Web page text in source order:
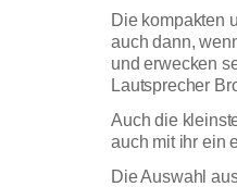
Die kompakten
auch dann,
und erwecken
Lautsprecher
Auch die
auch mit ihr ein
Die Auswahl